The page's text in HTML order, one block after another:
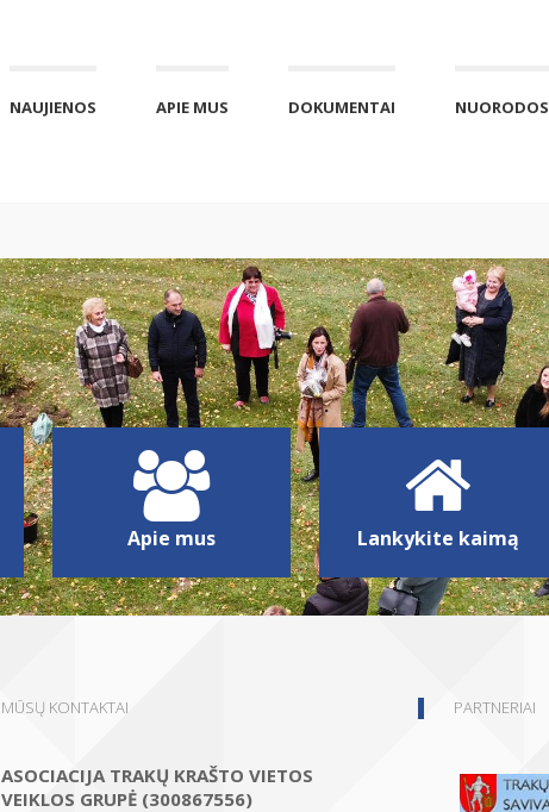
NAUJIENOS APIE MUS DOKUMENTAI NUORODOS
Apie mus Lankykite kaimą
MŪSŲ KONTAKTAI
ASOCIACIJA TRAKŲ KRAŠTO VIETOS
VEIKLOS GRUPĖ (300867556)
PARTNERIAI